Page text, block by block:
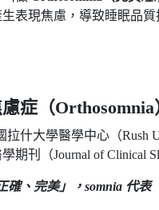
表現焦慮，導致睡眠品
症（Orthosomnia
拉什大學醫學中心（Rush
期刊（Journal of Clinical
確、完美」，somnia 代